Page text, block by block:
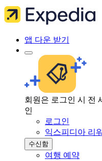
앱 다운 받기
회원은 로그인 시 전
인
로그인
익스피디아 리
수신함
여행 예약